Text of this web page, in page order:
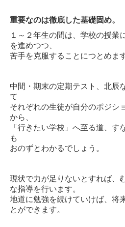
重要なのは徹底した基礎固め。
１～２年生の間は、学校の授業
を進めつつ、
苦手を克服することにつとめます
中間・期末の定期テスト、北辰
て
それぞれの生徒が自分のポジシ
から、
「行きたい学校」へ至る道、す
も
おのずとわかるでしょう。
現状で力が足りないとすれば、
な指導を行います。
地道に勉強を続けていけば、将
とができます。